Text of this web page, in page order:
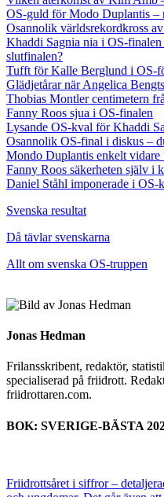
OS-guld för Modo Duplantis –
Osannolik världsrekordkross
Khaddi Sagnia nia i OS-
slutfinalen?
Tufft för Kalle Berglund i OS-
Glädjetårar när Angelica
Thobias Montler centimetern
Fanny Roos sjua i OS-finalen
Lysande OS-kval för Khaddi
Osannolik OS-final i diskus –
Mondo Duplantis enkelt
Fanny Roos säkerheten själv i
Daniel Ståhl imponerade i OS-
Svenska resultat
Då tävlar svenskarna
Allt om svenska OS-truppen
Jonas Hedman
Frilansskribent, redaktör,
specialiserad på friidrott.
friidrottaren.com.
BOK: SVERIGE-BÄSTA
Friidrottsåret i siffror –